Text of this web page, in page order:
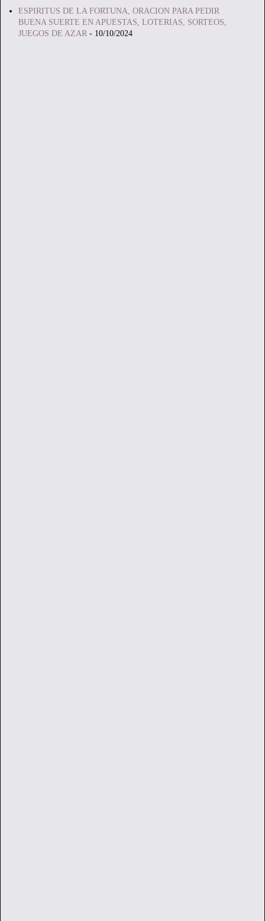
ESPIRITUS DE LA FORTUNA, ORACION PARA PEDIR
BUENA SUERTE EN APUESTAS, LOTERIAS, SORTEOS,
JUEGOS DE AZAR - 10/10/2024